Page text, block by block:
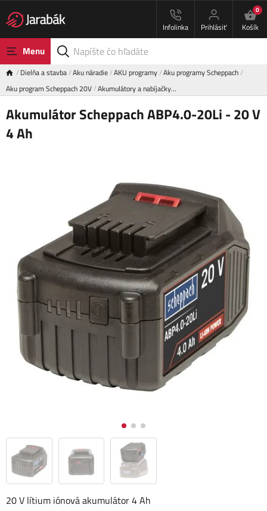
Infolinka Prihlásiť
0
Košík
Menu
Dielňa a stavba Aku náradie AKU programy Aku programy Scheppach
Aku program Scheppach 20V Akumulátory a nabíjačky…
Akumulátor Scheppach ABP4.0-20Li - 20 V
4 Ah
20 V lítium iónová akumulátor 4 Ah